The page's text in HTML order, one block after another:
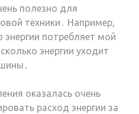
полезно для
техники․ Например,
энергии потребляет мой
энергии уходит
оказалась очень
расход энергии за